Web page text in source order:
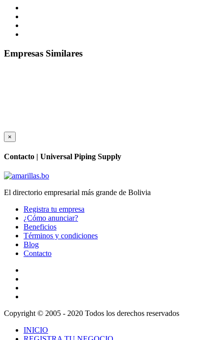
Empresas Similares
×
Contacto | Universal Piping Supply
El directorio empresarial más grande de Bolivia
Registra tu empresa
¿Cómo anunciar?
Beneficios
Términos y condiciones
Blog
Contacto
Copyright © 2005 - 2020 Todos los derechos reservados
INICIO